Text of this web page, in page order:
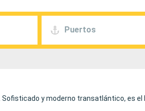
Puertos
. Sofisticado y moderno transatlántico, es el